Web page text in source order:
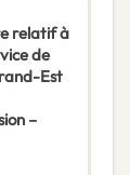
relatif à
de
Est
–